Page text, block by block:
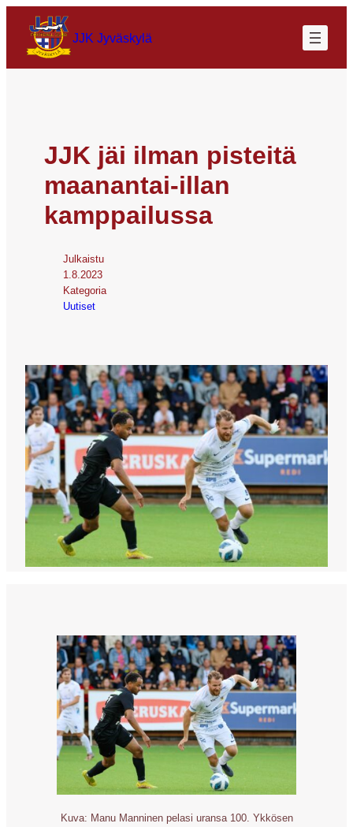
JJK Jyväskylä
JJK jäi ilman pisteitä
maanantai-illan
kamppailussa
Julkaistu
1.8.2023
Kategoria
Uutiset
Kuva: Manu Manninen pelasi uransa 100. Ykkösen